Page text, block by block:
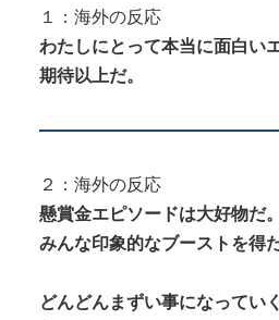
１：海外の反応
わたしにとって本当に面白い
期待以上だ。
２：海外の反応
懸賞金エピソードは大好物だ。
みんな印象的なブーストを得
どんどんまずい事になってい